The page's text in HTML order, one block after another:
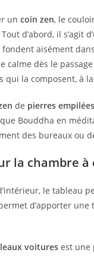
un coin zen, le
d’abord, il s’agit
aisément
dès le
la composent, à
de pierres empilées
Bouddha en
des bureaux ou
la chambre à
le tableau
d’apporter
voitures est une